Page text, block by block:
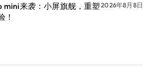
mini来袭：小屏旗舰，重塑
！
2026年8月8日